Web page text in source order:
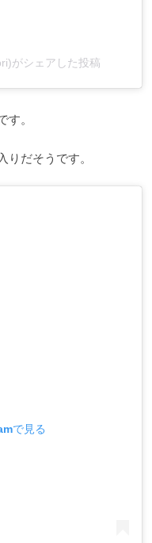
がシェアした投稿
す。
だそうです。
で見る